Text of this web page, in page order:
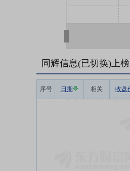
同辉信息(已切换)上
序号 日期 相关 收盘